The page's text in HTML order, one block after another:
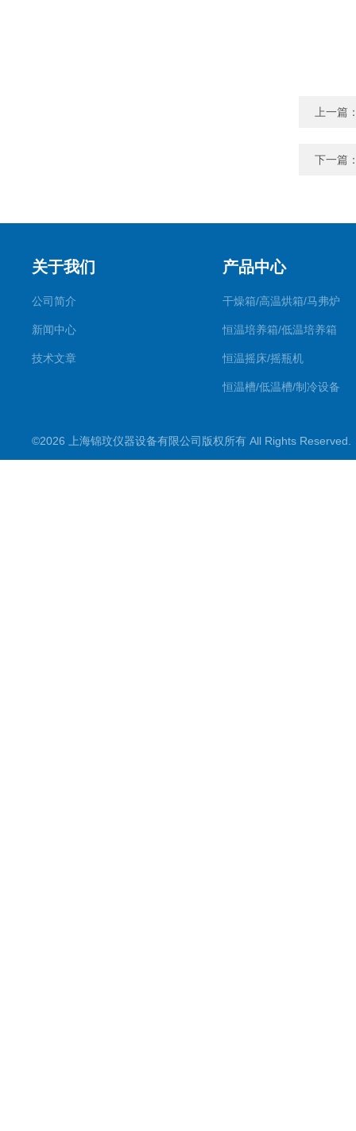
上一篇
下一篇
关于我们
公司简介
新闻中心
技术文章
产品中心
干燥箱/高温烘箱/马弗炉
恒温培养箱/低温培养箱
恒温摇床/摇瓶机
恒温槽/低温槽/制冷设备
超声波仪器
©2026 上海锦玟仪器设备有限公司版权所有 All Rights